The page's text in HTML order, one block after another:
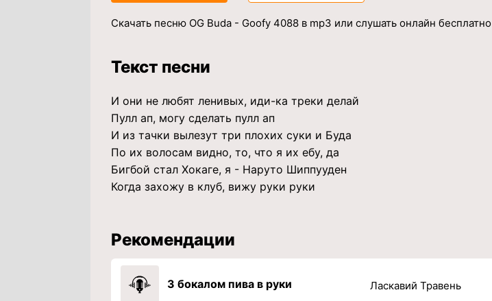
Скачать песню OG Buda - Goofy 4088 в mp3 или слушать онлайн бесплатно
Текст песни
И они не любят ленивых, иди-ка треки делай
Пулл ап, могу сделать пулл ап
И из тачки вылезут три плохих суки и Буда
По их волосам видно, то, что я их ебу, да
Бигбой стал Хокаге, я - Наруто Шиппууден
Когда захожу в клуб, вижу руки руки
Рекомендации
З бокалом пива в руки Ласкавий Травень